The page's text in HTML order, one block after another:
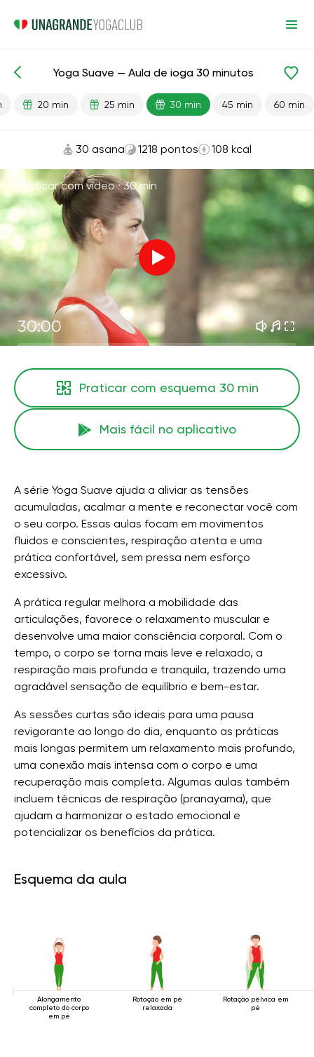
Aulas prontas Começo Flexibilidade
Yoga Suave — Aula de ioga 30 minutos
20 min 25 min 30 min 45 min 60 min
30 asana 1218 pontos 108 kcal
Praticar com vídeo ·30 min
30:00
Praticar com esquema 30 min
Mais fácil no aplicativo
A série Yoga Suave ajuda a aliviar as tensões
acumuladas, acalmar a mente e reconectar você com
o seu corpo. Essas aulas focam em movimentos
fluidos e conscientes, respiração atenta e uma
prática confortável, sem pressa nem esforço
excessivo.
A prática regular melhora a mobilidade das
articulações, favorece o relaxamento muscular e
desenvolve uma maior consciência corporal. Com o
tempo, o corpo se torna mais leve e relaxado, a
respiração mais profunda e tranquila, trazendo uma
agradável sensação de equilíbrio e bem-estar.
As sessões curtas são ideais para uma pausa
revigorante ao longo do dia, enquanto as práticas
mais longas permitem um relaxamento mais profundo,
uma conexão mais intensa com o corpo e uma
recuperação mais completa. Algumas aulas também
incluem técnicas de respiração (pranayama), que
ajudam a harmonizar o estado emocional e
potencializar os benefícios da prática.
Esquema da aula
Alongamento
completo do corpo
em pé
Rotação em pé
relaxada
Rotação pélvica em
pé